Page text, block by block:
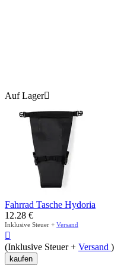
Auf Lager
Fahrrad Tasche Hydoria
12.28 €
Inklusive Steuer + Versand

(Inklusive Steuer + Versand )
kaufen